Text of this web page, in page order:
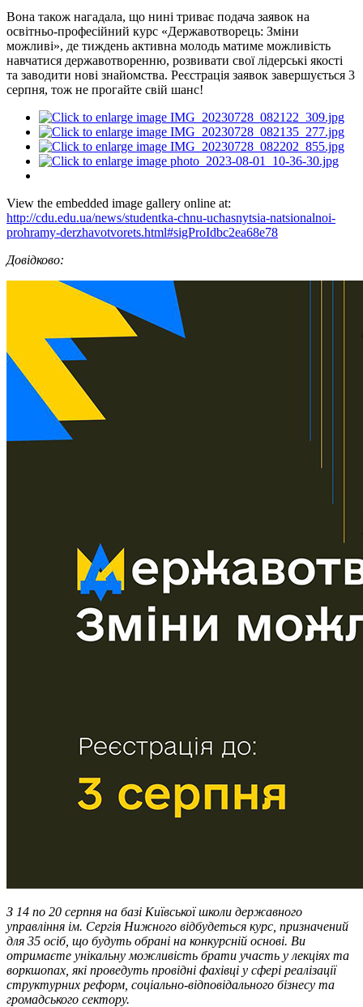
Вона також нагадала, що нині триває подача заявок на
освітньо-професійний курс «Державотворець: Зміни
можливі», де тиждень активна молодь матиме можливість
навчатися державотворенню, розвивати свої лідерські якості
та заводити нові знайомства. Реєстрація заявок завершується 3
серпня, тож не прогайте свій шанс!
View the embedded image gallery online at:
http://cdu.edu.ua/news/studentka-chnu-uchasnytsia-natsionalnoi-
prohramy-derzhavotvorets.html#sigProIdbc2ea68e78
Довідково:
З 14 по 20 серпня на базі Київської школи державного
управління ім. Сергія Нижного відбудеться курс, призначений
для 35 осіб, що будуть обрані на конкурсній основі. Ви
отримаєте унікальну можливість брати участь у лекціях та
воркшопах, які проведуть провідні фахівці у сфері реалізації
структурних реформ, соціально-відповідального бізнесу та
громадського сектору.